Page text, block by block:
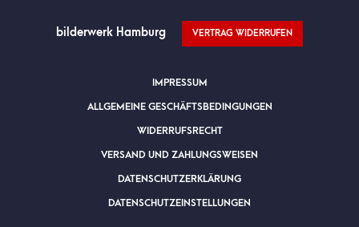
bilderwerk Hamburg VERTRAG WIDERRUFEN
IMPRESSUM
ALLGEMEINE GESCHÄFTSBEDINGUNGEN
WIDERRUFSRECHT
VERSAND UND ZAHLUNGSWEISEN
DATENSCHUTZERKLÄRUNG
DATENSCHUTZEINSTELLUNGEN